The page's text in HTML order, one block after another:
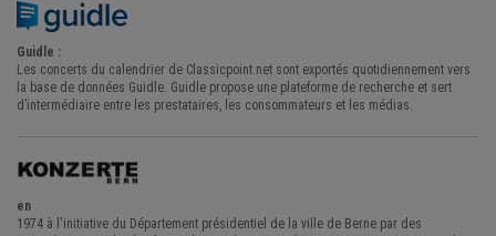
Guidle :
Les concerts du calendrier de Classicpoint.net sont exportés quotidiennement vers
la base de données Guidle. Guidle propose une plateforme de recherche et sert
d’intermédiaire entre les prestataires, les consommateurs et les médias.
en
1974 à l'initiative du Département présidentiel de la ville de Berne par des